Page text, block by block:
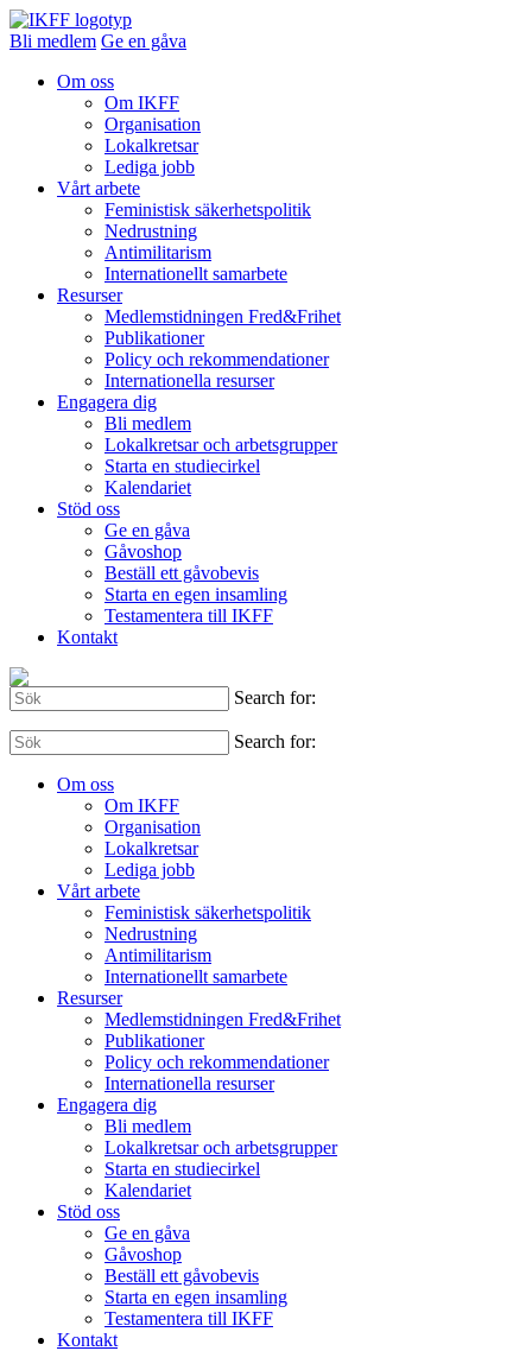
Bli medlem Ge en gåva
Om oss
Om IKFF
Organisation
Lokalkretsar
Lediga jobb
Vårt arbete
Feministisk säkerhetspolitik
Nedrustning
Antimilitarism
Internationellt samarbete
Resurser
Medlemstidningen Fred&Frihet
Publikationer
Policy och rekommendationer
Internationella resurser
Engagera dig
Bli medlem
Lokalkretsar och arbetsgrupper
Starta en studiecirkel
Kalendariet
Stöd oss
Ge en gåva
Gåvoshop
Beställ ett gåvobevis
Starta en egen insamling
Testamentera till IKFF
Kontakt
Search for:
Search for:
Om oss
Om IKFF
Organisation
Lokalkretsar
Lediga jobb
Vårt arbete
Feministisk säkerhetspolitik
Nedrustning
Antimilitarism
Internationellt samarbete
Resurser
Medlemstidningen Fred&Frihet
Publikationer
Policy och rekommendationer
Internationella resurser
Engagera dig
Bli medlem
Lokalkretsar och arbetsgrupper
Starta en studiecirkel
Kalendariet
Stöd oss
Ge en gåva
Gåvoshop
Beställ ett gåvobevis
Starta en egen insamling
Testamentera till IKFF
Kontakt